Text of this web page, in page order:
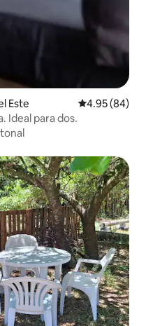
Este Calificación
4.95 (84)
Encantadora cabaña con piscina. Ideal para dos.